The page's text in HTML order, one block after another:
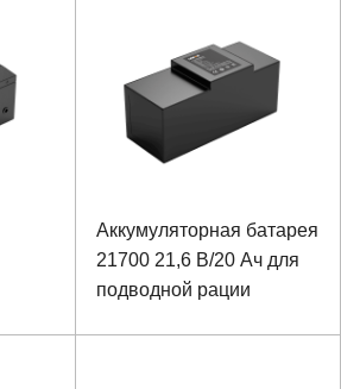
Аккумуляторная батарея
21700 21,6 В/20 Ач для
подводной рации